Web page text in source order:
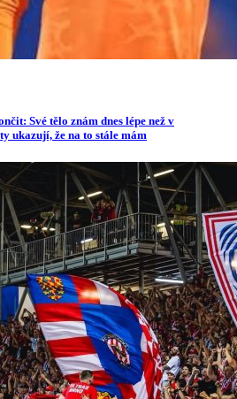
Své tělo znám dnes lépe než v
ukazují, že na to stále mám